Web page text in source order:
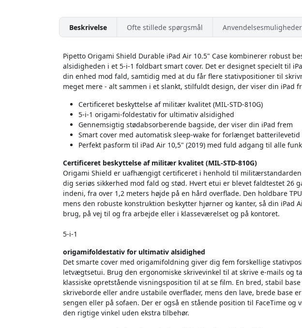
Beskrivelse Ofte stillede spørgsmål Anvendelsesmuligheder
Pipetto Origami Shield Durable iPad Air 10.5" Case kombinerer robust
alsidigheden i et 5-i-1 foldbart smart cover. Det er designet specielt til
din enhed mod fald, samtidig med at du får flere stativpositioner til
meget mere - alt sammen i et slankt, stilfuldt design, der viser din iPad
Certificeret beskyttelse af militær kvalitet (MIL-STD-810G)
5-i-1 origami-foldestativ for ultimativ alsidighed
Gennemsigtig stødabsorberende bagside, der viser din iPad frem
Smart cover med automatisk sleep-wake for forlænget batterilevetid
Perfekt pasform til iPad Air 10,5" (2019) med fuld adgang til alle
Certificeret beskyttelse af militær kvalitet (MIL-STD-810G)
Origami Shield er uafhængigt certificeret i henhold til militærstandarden
dig seriøs sikkerhed mod fald og stød. Hvert etui er blevet faldtestet 26
indeni, fra over 1,2 meters højde på en hård overflade. Den holdbare
mens den robuste konstruktion beskytter hjørner og kanter, så din iPad
brug, på vej til og fra arbejde eller i klasseværelset og på kontoret.
5-i-1
origamifoldestativ for ultimativ alsidighed
Det smarte cover med origamifoldning giver dig fem forskellige
letvægtsetui. Brug den ergonomiske skrivevinkel til at skrive e-mails og
klassiske opretstående visningsposition til at se film. En bred, stabil
skriveborde eller andre ustabile overflader, mens den lave, brede base
sengen eller på sofaen. Der er også en stående position til FaceTime og
den rigtige vinkel uden ekstra tilbehør.